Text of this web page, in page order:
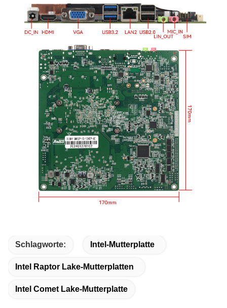
Schlagworte: Intel-Mutterplatte
Intel Raptor Lake-Mutterplatten
Intel Comet Lake-Mutterplatte